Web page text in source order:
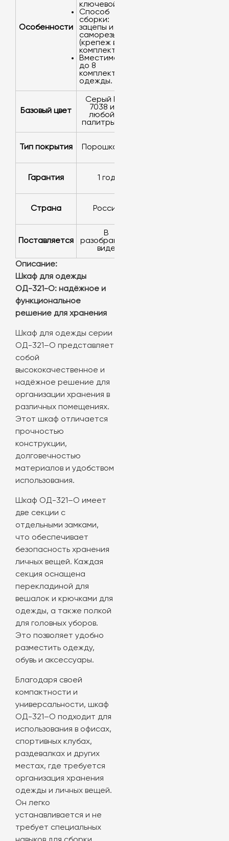
Особенности
ключевой.
Способ
сборки:
зацепы и
саморезы
(крепеж в
комплекте).
Вместимость:
до 8
комплектов
одежды.
Базовый цвет
серый RAL
7038 или
любой из
палитры RAL
Тип покрытия порошковое
Гарантия 1 год
Страна Россия
Поставляется
в
разобранном
виде
Описание:
Шкаф для одежды
ОД-321-О: надёжное и
функциональное
решение для хранения
Шкаф для одежды серии
ОД-321–О представляет
собой
высококачественное и
надёжное решение для
организации хранения в
различных помещениях.
Этот шкаф отличается
прочностью
конструкции,
долговечностью
материалов и удобством
использования.
Шкаф ОД-321–О имеет
две секции с
отдельными замками,
что обеспечивает
безопасность хранения
личных вещей. Каждая
секция оснащена
перекладиной для
вешалок и крючками для
одежды, а также полкой
для головных уборов.
Это позволяет удобно
разместить одежду,
обувь и аксессуары.
Благодаря своей
компактности и
универсальности, шкаф
ОД-321–О подходит для
использования в офисах,
спортивных клубах,
раздевалках и других
местах, где требуется
организация хранения
одежды и личных вещей.
Он легко
устанавливается и не
требует специальных